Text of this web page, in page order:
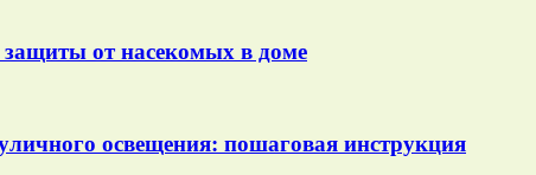
от насекомых в доме
освещения: пошаговая инструкция